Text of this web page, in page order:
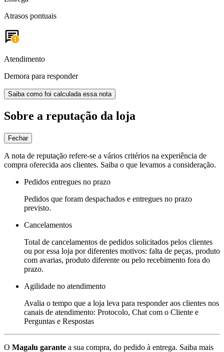
Atrasos pontuais
Atendimento
Demora para responder
Saiba como foi calculada essa nota
Sobre a reputação da loja
Fechar
A nota de reputação refere-se a vários critérios na experiência de
compra oferecida aos clientes. Saiba o que levamos a consideração.
Pedidos entregues no prazo
Pedidos que foram despachados e entregues no prazo
previsto.
Cancelamentos
Total de cancelamentos de pedidos solicitados pelos clientes
ou por essa loja por diferentes motivos: falta de peças, produto
com avarias, produto diferente ou pelo recebimento fora do
prazo.
Agilidade no atendimento
Avalia o tempo que a loja leva para responder aos clientes nos
canais de atendimento: Protocolo, Chat com o Cliente e
Perguntas e Respostas
O Magalu garante a sua compra, do pedido à entrega. Saiba mais